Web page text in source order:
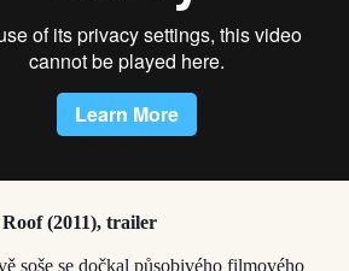
(2011), trailer
soše se dočkal působivého filmového